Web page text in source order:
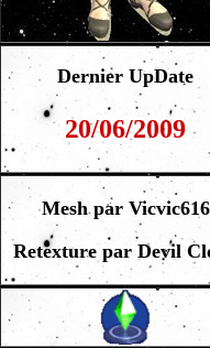
Dernier UpDate
20/06/2009
Mesh par Vicvic616
Retexture par Devil